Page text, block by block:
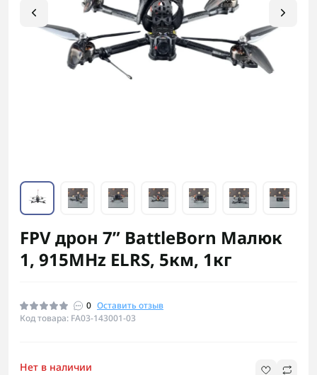
FPV дрон 7” BattleBorn Малюк
1, 915MHz ELRS, 5км, 1кг
0 Оставить отзыв
Код товара: FA03-143001-03
Нет в наличии